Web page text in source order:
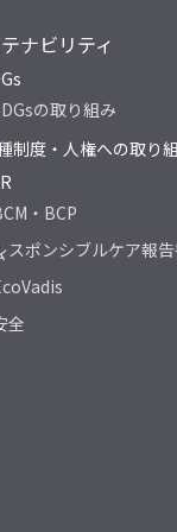
ナビリティ
の取り組み
制度・人権への取り
・BCP
スポンシブルケア報
全